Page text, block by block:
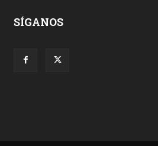
SÍGANOS